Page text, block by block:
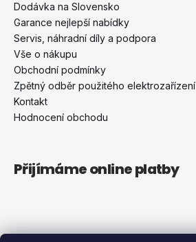
Dodávka na Slovensko
Garance nejlepší nabídky
Servis, náhradní díly a podpora
Vše o nákupu
Obchodní podmínky
Zpětný odběr použitého elektrozařízení
Kontakt
Hodnocení obchodu
Přijímáme online platby